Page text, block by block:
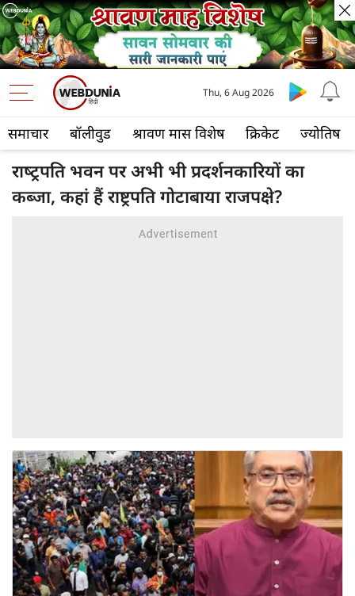
समाचार बॉलीवुड श्रावण मास विशेष क्रिकेट ज्योतिष
Thu, 6 Aug 2026
राष्‍ट्रपति भवन पर अभी भी प्रदर्शनकारियों का
कब्जा, कहां हैं राष्ट्रपति गोटाबाया राजपक्षे?